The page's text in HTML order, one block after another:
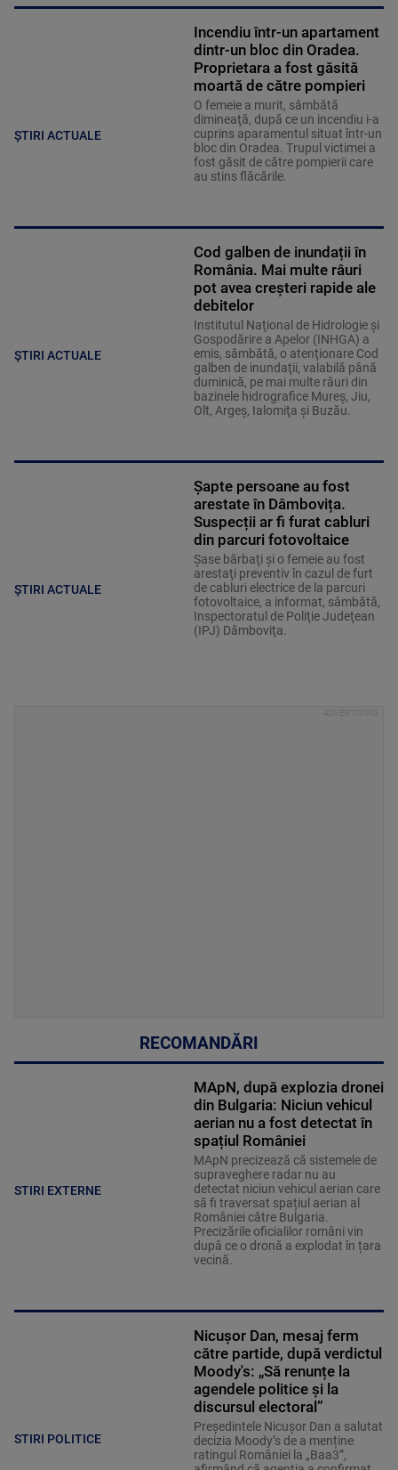
ȘTIRI ACTUALE
Incendiu într-un apartament
dintr-un bloc din Oradea.
Proprietara a fost găsită
moartă de către pompieri
O femeie a murit, sâmbătă
dimineaţă, după ce un incendiu i-a
cuprins aparamentul situat într-un
bloc din Oradea. Trupul victimei a
fost găsit de către pompierii care
au stins flăcările.
ȘTIRI ACTUALE
Cod galben de inundații în
România. Mai multe râuri
pot avea creșteri rapide ale
debitelor
Institutul Naţional de Hidrologie şi
Gospodărire a Apelor (INHGA) a
emis, sâmbătă, o atenţionare Cod
galben de inundaţii, valabilă până
duminică, pe mai multe râuri din
bazinele hidrografice Mureş, Jiu,
Olt, Argeş, Ialomiţa şi Buzău.
ȘTIRI ACTUALE
Șapte persoane au fost
arestate în Dâmbovița.
Suspecții ar fi furat cabluri
din parcuri fotovoltaice
Şase bărbaţi şi o femeie au fost
arestaţi preventiv în cazul de furt
de cabluri electrice de la parcuri
fotovoltaice, a informat, sâmbătă,
Inspectoratul de Poliţie Judeţean
(IPJ) Dâmboviţa.
RECOMANDĂRI
STIRI EXTERNE
MApN, după explozia dronei
din Bulgaria: Niciun vehicul
aerian nu a fost detectat în
spațiul României
MApN precizează că sistemele de
supraveghere radar nu au
detectat niciun vehicul aerian care
să fi traversat spațiul aerian al
României către Bulgaria.
Precizările oficialilor români vin
după ce o dronă a explodat în țara
vecină.
STIRI POLITICE
Nicușor Dan, mesaj ferm
către partide, după verdictul
Moody's: „Să renunțe la
agendele politice şi la
discursul electoral”
Președintele Nicușor Dan a salutat
decizia Moody’s de a menține
ratingul României la „Baa3”,